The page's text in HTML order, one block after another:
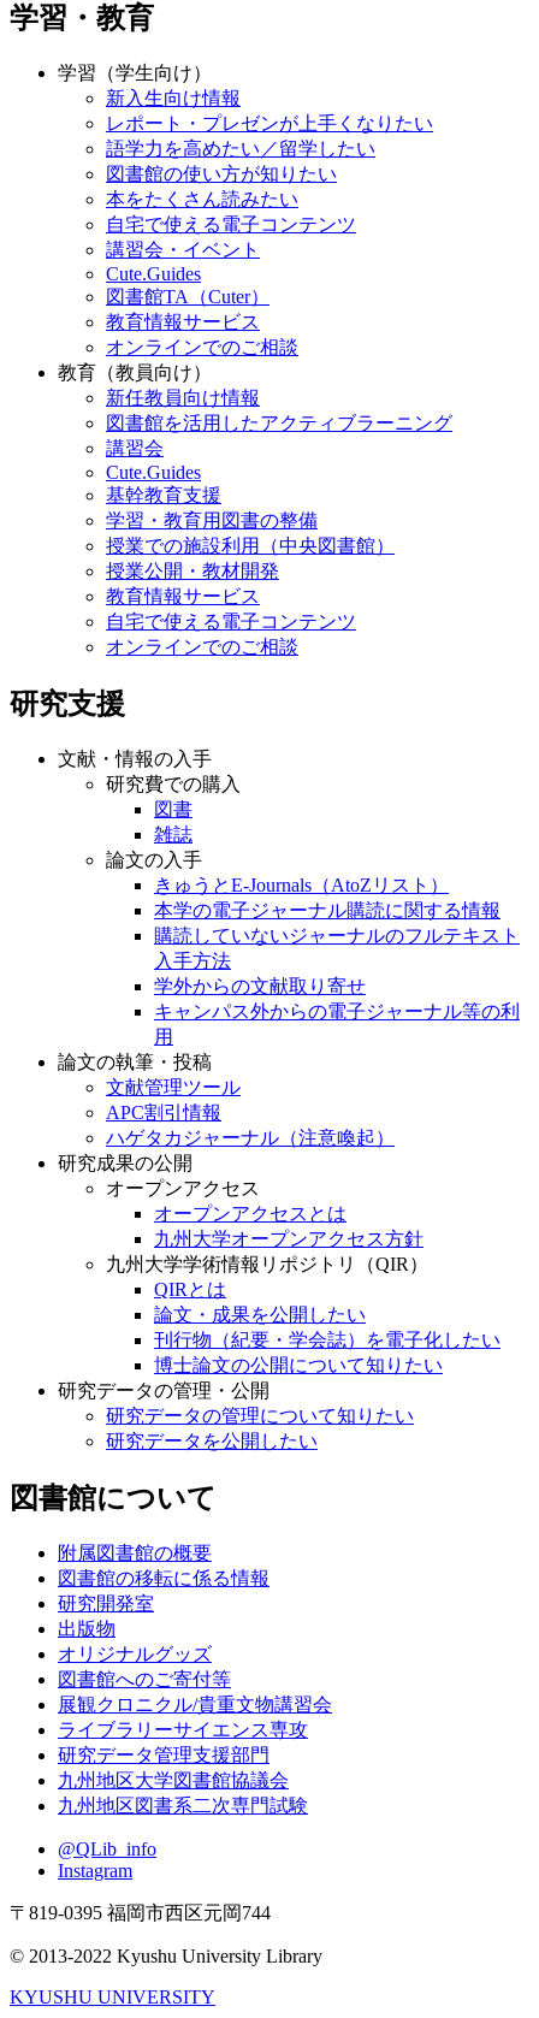
学習・教育
学習（学生向け）
新入生向け情報
レポート・プレゼンが上手くなりたい
語学力を高めたい／留学したい
図書館の使い方が知りたい
本をたくさん読みたい
自宅で使える電子コンテンツ
講習会・イベント
Cute.Guides
図書館TA（Cuter）
教育情報サービス
オンラインでのご相談
教育（教員向け）
新任教員向け情報
図書館を活用したアクティブラーニング
講習会
Cute.Guides
基幹教育支援
学習・教育用図書の整備
授業での施設利用（中央図書館）
授業公開・教材開発
教育情報サービス
自宅で使える電子コンテンツ
オンラインでのご相談
研究支援
文献・情報の入手
研究費での購入
図書
雑誌
論文の入手
きゅうとE-Journals（AtoZリスト）
本学の電子ジャーナル購読に関する情報
購読していないジャーナルのフルテキスト
入手方法
学外からの文献取り寄せ
キャンパス外からの電子ジャーナル等の利
用
論文の執筆・投稿
文献管理ツール
APC割引情報
ハゲタカジャーナル（注意喚起）
研究成果の公開
オープンアクセス
オープンアクセスとは
九州大学オープンアクセス方針
九州大学学術情報リポジトリ（QIR）
QIRとは
論文・成果を公開したい
刊行物（紀要・学会誌）を電子化したい
博士論文の公開について知りたい
研究データの管理・公開
研究データの管理について知りたい
研究データを公開したい
図書館について
附属図書館の概要
図書館の移転に係る情報
研究開発室
出版物
オリジナルグッズ
図書館へのご寄付等
展観クロニクル/貴重文物講習会
ライブラリーサイエンス専攻
研究データ管理支援部門
九州地区大学図書館協議会
九州地区図書系二次専門試験
@QLib_info
Instagram
〒819-0395 福岡市西区元岡744
© 2013-2022 Kyushu University Library
KYUSHU UNIVERSITY